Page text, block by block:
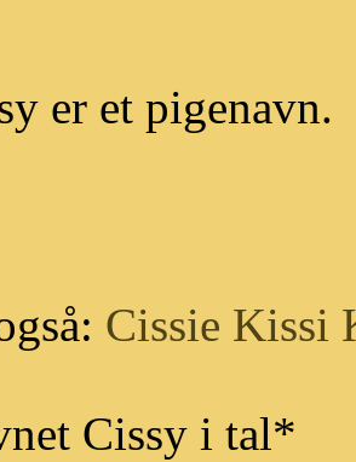
er et pigenavn.
Cissie Kissi
Cissy i tal*